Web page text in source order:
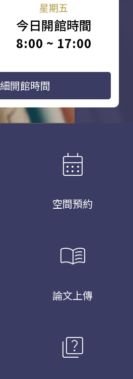
星期五
今日開館時間
8:00 ~ 17:00
開館時間
calendar_month
空間預約
menu_book
論文上傳
quiz